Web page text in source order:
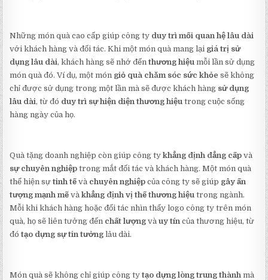
Những món quà cao cấp giúp công ty duy trì mối quan hệ lâu dài
với khách hàng và đối tác. Khi một món quà mang lại giá trị sử
dụng lâu dài, khách hàng sẽ nhớ đếnthương hiệu mỗi lần sử dụng
món quà đó. Ví dụ, một món giỏ quà chăm sóc sức khỏe sẽ không
chỉ được sử dụng trong một lần mà sẽ được khách hàng sử dụng
lâu dài, từ đó duy trì sự hiện diện thương hiệu trong cuộc sống
hàng ngày của họ.
Quà tặng doanh nghiệp còn giúp công tykhẳng định đẳng cấp và
sự chuyên nghiệp trong mắt đối tác và khách hàng. Một món quà
thể hiện sựtinh tế và chuyên nghiệp của công ty sẽ giúp gây ấn
tượng mạnh mẽ vàkhẳng định vị thế thương hiệu trong ngành.
Mỗi khi khách hàng hoặc đối tác nhìn thấy logo công ty trên món
quà, họ sẽ liên tưởng đến chất lượng vàuy tín của thương hiệu, từ
đótạo dựng sự tin tưởng lâu dài.
Món quà sẽ không chỉ giúp công tytạo dựng lòng trung thành mà